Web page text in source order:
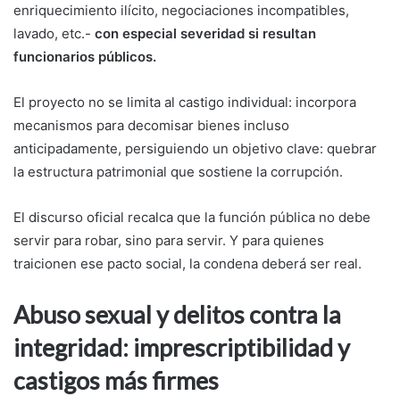
enriquecimiento ilícito, negociaciones incompatibles,
lavado, etc.- con especial severidad si resultan
funcionarios públicos.
El proyecto no se limita al castigo individual: incorpora
mecanismos para decomisar bienes incluso
anticipadamente, persiguiendo un objetivo clave: quebrar
la estructura patrimonial que sostiene la corrupción.
El discurso oficial recalca que la función pública no debe
servir para robar, sino para servir. Y para quienes
traicionen ese pacto social, la condena deberá ser real.
Abuso sexual y delitos contra la
integridad: imprescriptibilidad y
castigos más firmes